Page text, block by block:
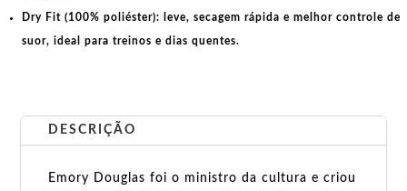
Dry Fit (100% poliéster): leve, secagem rápida e melhor controle de
suor, ideal para treinos e dias quentes.
DESCRIÇÃO
Emory Douglas foi o ministro da cultura e criou